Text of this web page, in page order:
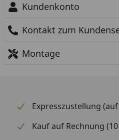
Kundenkonto
Kontakt zum
Montage
Expresszustellung
Kauf auf Rechnung